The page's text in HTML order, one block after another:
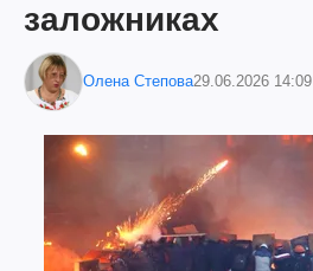
заложниках
Олена Степова29.06.2026 14:09